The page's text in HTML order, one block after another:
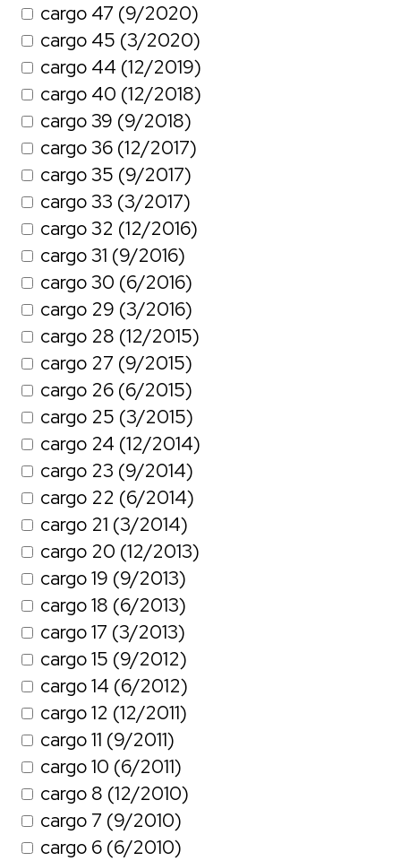
cargo 47 (9/2020)
cargo 45 (3/2020)
cargo 44 (12/2019)
cargo 40 (12/2018)
cargo 39 (9/2018)
cargo 36 (12/2017)
cargo 35 (9/2017)
cargo 33 (3/2017)
cargo 32 (12/2016)
cargo 31 (9/2016)
cargo 30 (6/2016)
cargo 29 (3/2016)
cargo 28 (12/2015)
cargo 27 (9/2015)
cargo 26 (6/2015)
cargo 25 (3/2015)
cargo 24 (12/2014)
cargo 23 (9/2014)
cargo 22 (6/2014)
cargo 21 (3/2014)
cargo 20 (12/2013)
cargo 19 (9/2013)
cargo 18 (6/2013)
cargo 17 (3/2013)
cargo 15 (9/2012)
cargo 14 (6/2012)
cargo 12 (12/2011)
cargo 11 (9/2011)
cargo 10 (6/2011)
cargo 8 (12/2010)
cargo 7 (9/2010)
cargo 6 (6/2010)